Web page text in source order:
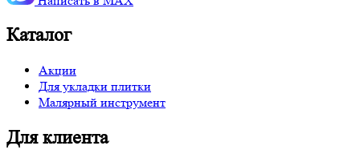
Каталог
Акции
Для укладки плитки
Малярный инструмент
Для клиента